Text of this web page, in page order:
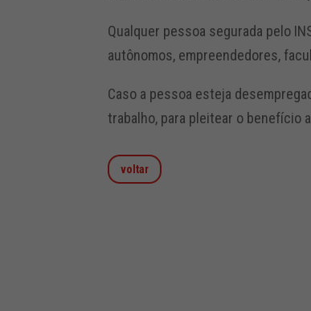
Qualquer pessoa segurada pelo
autônomos, empreendedores,
Caso a pessoa esteja
trabalho, para pleitear o benefício
voltar